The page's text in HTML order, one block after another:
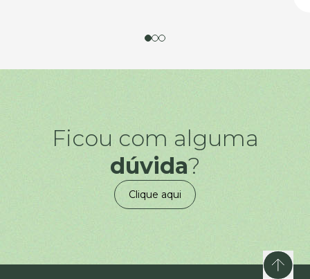
Ficou com alguma
dúvida?
Clique aqui